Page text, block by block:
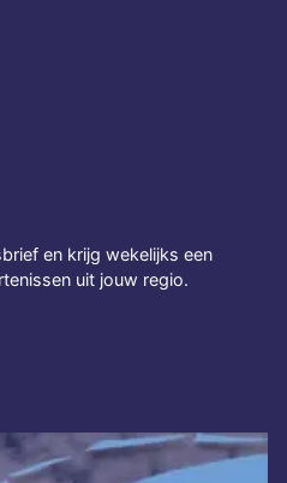
en krijg wekelijks een
uit jouw regio.